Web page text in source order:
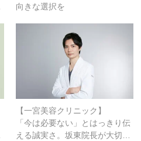
向きな選択を
【一宮美容クリニック】
「今は必要ない」とはっきり伝
える誠実さ。坂東院長が大切…